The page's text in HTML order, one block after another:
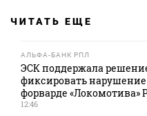
ЧИТАТЬ ЕЩЕ
АЛЬФА-БАНК РПЛ
ЭСК поддержала
фиксировать
форварде «Локомотива»
12:46